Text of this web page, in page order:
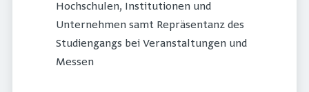
Hochschulen, Institutionen und
Unternehmen samt Repräsentanz des
Studiengangs bei Veranstaltungen und
Messen